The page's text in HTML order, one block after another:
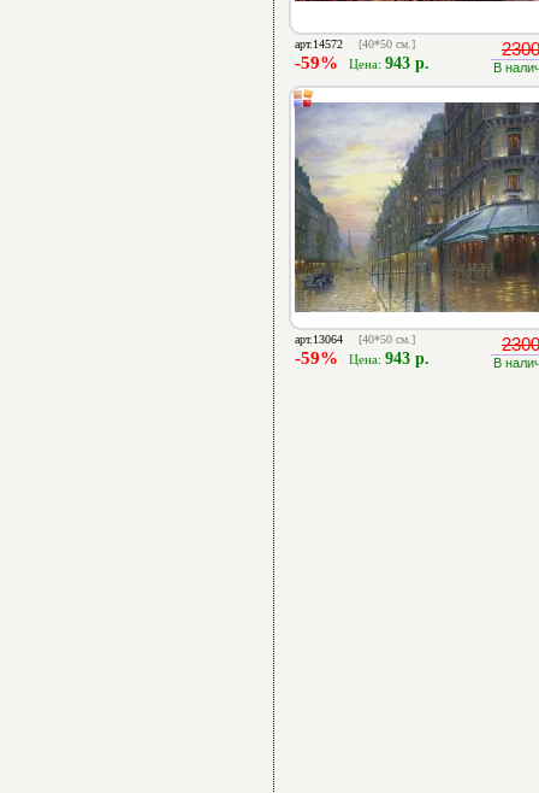
арт.14572 [40*50 см.]
-59% Цена: 943 р. В
арт.13064 [40*50 см.]
-59% Цена: 943 р. В